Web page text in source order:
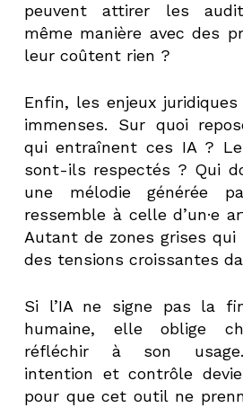
peuvent attirer les
même manière avec des
leur coûtent rien ?
Enfin, les enjeux
immenses. Sur quoi
qui entraînent ces IA ?
sont-ils respectés ? Qui
une mélodie générée
ressemble à celle d’un·e
Autant de zones grises
des tensions croissantes
Si l’IA ne signe pas la
humaine, elle oblige
réfléchir à son usage.
intention et contrôle
pour que cet outil ne